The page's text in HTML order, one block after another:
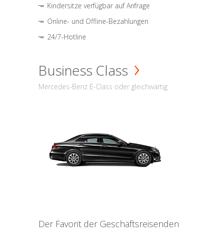
Kindersitze verfügbar auf Anfrage
Online- und Offline-Bezahlungen
24/7-Hotline
Business Class
Mercedes-Benz E-Class oder gleichwärtig
Der Favorit der Geschäftsreisenden